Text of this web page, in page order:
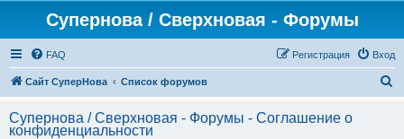
Супернова / Сверхновая - Форумы
FAQ Вход
Регистрация
Сайт СуперНова Список форумов
Супернова / Сверхновая - Форумы - Соглашение о
конфиденциальности